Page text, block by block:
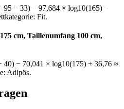
95 − 33) − 97,684 × log10(165) −
Fit.
cm, Taillenumfang 100 cm,
40) − 70,041 × log10(175) + 36,76 ≈
Adipös.